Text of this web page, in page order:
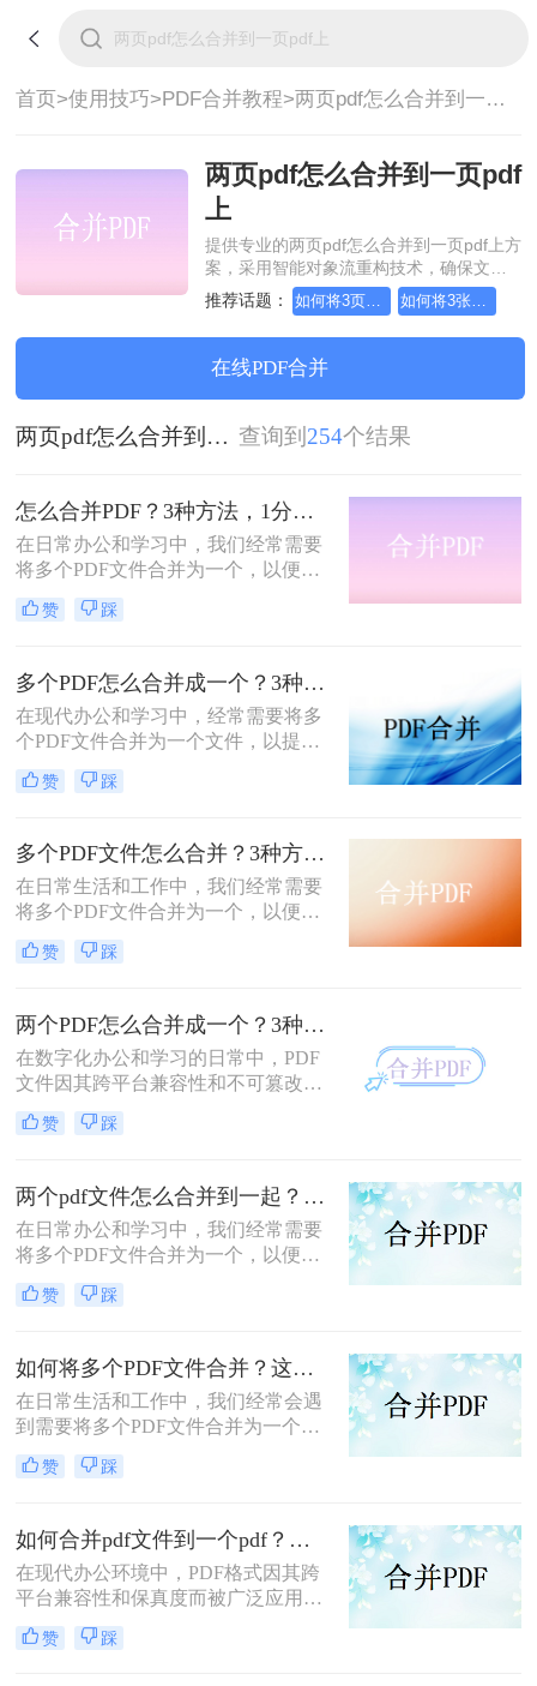
首页>使用技巧>PDF合并教程> 两页pdf怎么合并到一页pdf上
两页pdf怎么合并到一页pdf
上
提供专业的两页pdf怎么合并到一页pdf上方
案，采用智能对象流重构技术，确保文档
1:1高保真还原且排版不乱码。支持一键批
量处理，全链路 SSL 加密保障隐私安全。
助您快速实现两页pdf怎么合并到一页pdf
上，无需安装，高效办公。
推荐话题： 如何将3页pdf合并为1页
在线PDF合并
两页pdf怎么合并到一页pdf上 查询到 254个结果
怎么合并PDF？3种方法，1分钟轻松搞定！！
在日常办公和学习中，我们经常需要
将多个PDF文件合并为一个，以便于
分享、存储和管理。那么怎么合并pdf
呢？本文将介绍四种合并PDF的方
任务。
赞 踩
多个PDF怎么合并成一个？3种方法，1分钟全搞定！！
在现代办公和学习中，经常需要将多
个PDF文件合并为一个文件，以提高
文档管理的便利性和效率。那么多个
pdf怎么合并成一个pdf呢？本文将介
赞 踩
多个PDF文件怎么合并？3种方法，1分钟轻松搞定！!
在日常生活和工作中，我们经常需要
将多个PDF文件合并为一个，以便于
分享、存档或打印。那么如何合并pdf
文件呢？本文将介绍三种常用的PDF
赞 踩
两个PDF怎么合并成一个？3种方法，1分钟轻松搞定！
在数字化办公和学习的日常中，PDF
文件因其跨平台兼容性和不可篡改性
而广受欢迎。然而，当需要处理多个
PDF文件时，将它们合并成一个文件
两个PDF文件呢？本文将介绍三种合
并PDF文件的方法。
赞 踩
两个pdf文件怎么合并到一起？这三种合并方法超实用！
在日常办公和学习中，我们经常需要
将多个PDF文件合并为一个，以便于
阅读、分享或存档。那么两个pdf文件
怎么合并到一起呢？本文将介绍三种
赞 踩
如何将多个PDF文件合并？这两个高效方法帮你解决！
在日常生活和工作中，我们经常会遇
到需要将多个PDF文件合并为一个的
情况，以便于查阅、分享或存档。那
么如何将多个PDF文件合并呢？本文
赞 踩
如何合并pdf文件到一个pdf？分享三种不同的方法来帮助您轻松合并！
在现代办公环境中，PDF格式因其跨
平台兼容性和保真度而被广泛应用于
文档管理和分享。然而，当需要整合
多个PDF文件时，找到一种简单且有
赞 踩